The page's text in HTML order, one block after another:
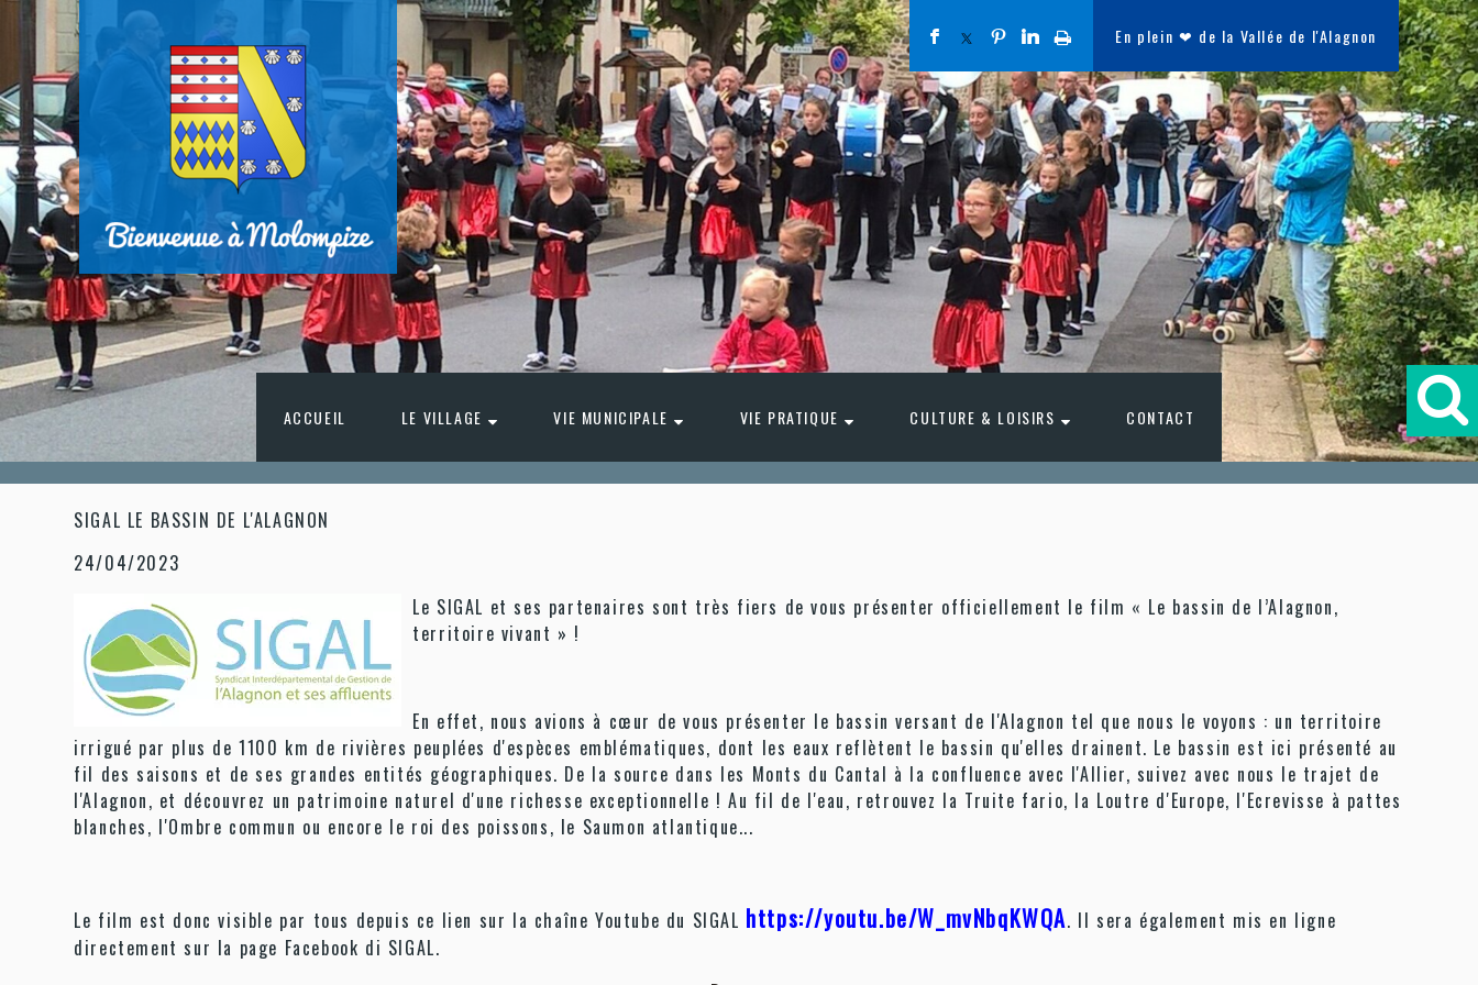
En plein ❤ de la Vallée de l'Alagnon
ACCUEIL LE VILLAGE VIE MUNICIPALE VIE PRATIQUE CULTURE & LOISIRS CONTACT
SIGAL LE BASSIN DE L'ALAGNON
24/04/2023
Le SIGAL et ses partenaires sont très fiers de vous présenter officiellement le film « Le bassin de l’Alagnon,
territoire vivant » !
En effet, nous avions à cœur de vous présenter le bassin versant de l'Alagnon tel que nous le voyons : un territoire
irrigué par plus de 1100 km de rivières peuplées d'espèces emblématiques, dont les eaux reflètent le bassin qu'elles drainent. Le bassin est ici présenté au
fil des saisons et de ses grandes entités géographiques. De la source dans les Monts du Cantal à la confluence avec l'Allier, suivez avec nous le trajet de
l'Alagnon, et découvrez un patrimoine naturel d'une richesse exceptionnelle ! Au fil de l'eau, retrouvez la Truite fario, la Loutre d'Europe, l'Ecrevisse à pattes
blanches, l'Ombre commun ou encore le roi des poissons, le Saumon atlantique...
Le film est donc visible par tous depuis ce lien sur la chaîne Youtube du SIGAL https://youtu.be/W_mvNbqKWQA. Il sera également mis en ligne
directement sur la page Facebook di SIGAL.